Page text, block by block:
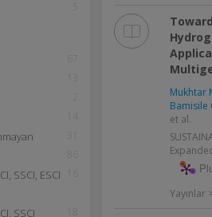
SSCI, ESCI
SSCI
Mukhtar
Bamisile
et al.
Yayınlar